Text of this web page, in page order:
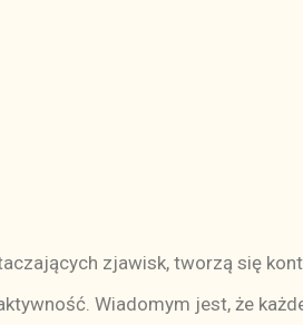
zjawisk, tworzą się
Wiadomym jest, że